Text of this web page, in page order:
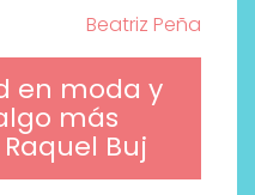
Beatriz Peña
en moda y
más
Buj